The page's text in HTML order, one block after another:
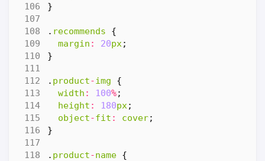
}
. recommends
{
margin : 20px;
}
. product-img
{
width : 100%;
height : 180px;
object-fit : cover;
}
. product-name {